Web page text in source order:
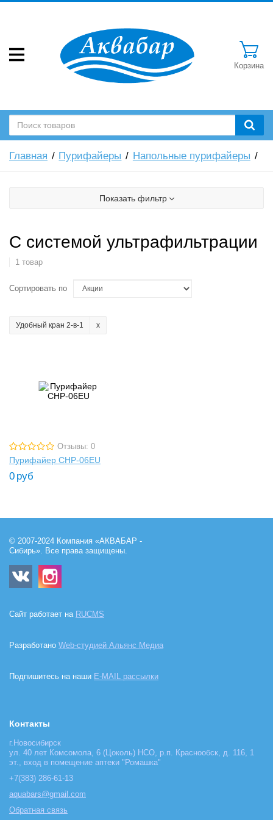
Корзина
Главная Пурифайеры Напольные пурифайеры
Показать фильтр
С системой ультрафильтрации
1 товар
Сортировать по
Удобный кран 2-в-1
Отзывы: 0
Пурифайер CHP-06EU
0 руб
© 2007-2024 Компания «АКВАБАР -
Сибирь». Все права защищены.
Сайт работает на RUCMS
Разработано Web-студией Альянс Медиа
Подпишитесь на наши E-MAIL рассылки
Контакты
г.Новосибирск
ул. 40 лет Комсомола, 6 (Цоколь) НСО, р.п. Краснообск, д. 116, 1
эт., вход в помещение аптеки "Ромашка"
+7(383) 286-61-13
aquabars@gmail.com
Обратная связь